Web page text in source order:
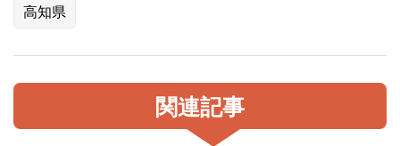
高知県
関連記事